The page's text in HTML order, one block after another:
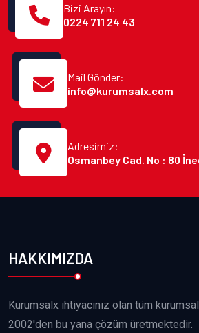
Bizi Arayın:
0224 711 24 43
Mail Gönder:
info@kurumsalx.com
Adresimiz:
Osmanbey Cad. No : 80
HAKKIMIZDA
Kurumsalx ihtiyacınız olan tüm
2002'den bu yana çözüm üretmektedir.